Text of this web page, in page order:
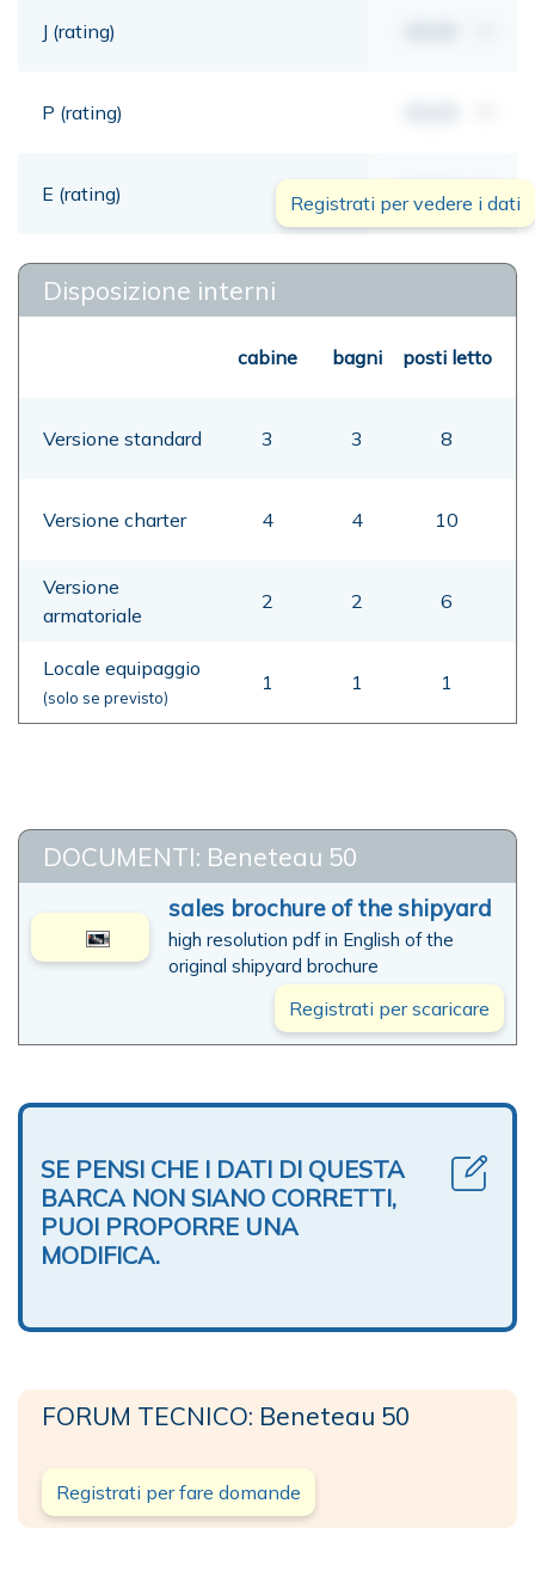
J (rating)
P (rating)
E (rating) 00,00 mt
Registrati per vedere i dati
Disposizione interni
cabine bagni posti letto
Versione standard 3 3 8
Versione charter 4 4 10
Versione
armatoriale
2 2 6
Locale equipaggio
(solo se previsto)
1 1 1
DOCUMENTI: Beneteau 50
sales brochure of the shipyard
high resolution pdf in English of the
original shipyard brochure
Registrati per scaricare
SE PENSI CHE I DATI DI QUESTA
BARCA NON SIANO CORRETTI,
PUOI PROPORRE UNA
MODIFICA.
FORUM TECNICO: Beneteau 50
Registrati per fare domande